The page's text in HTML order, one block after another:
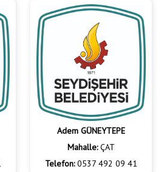
Adem GÜNEYTEPE
Mahalle:ÇAT
Telefon:0537 492 09 41